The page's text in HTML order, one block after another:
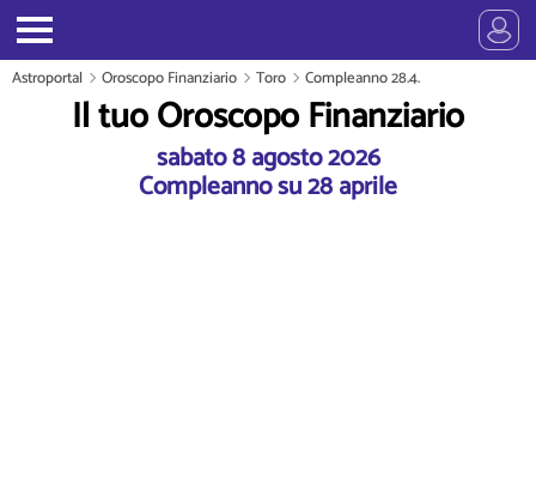
Astroportal Oroscopo Finanziario Toro Compleanno 28.4.
Il tuo Oroscopo Finanziario
sabato 8 agosto 2026
Compleanno su 28 aprile